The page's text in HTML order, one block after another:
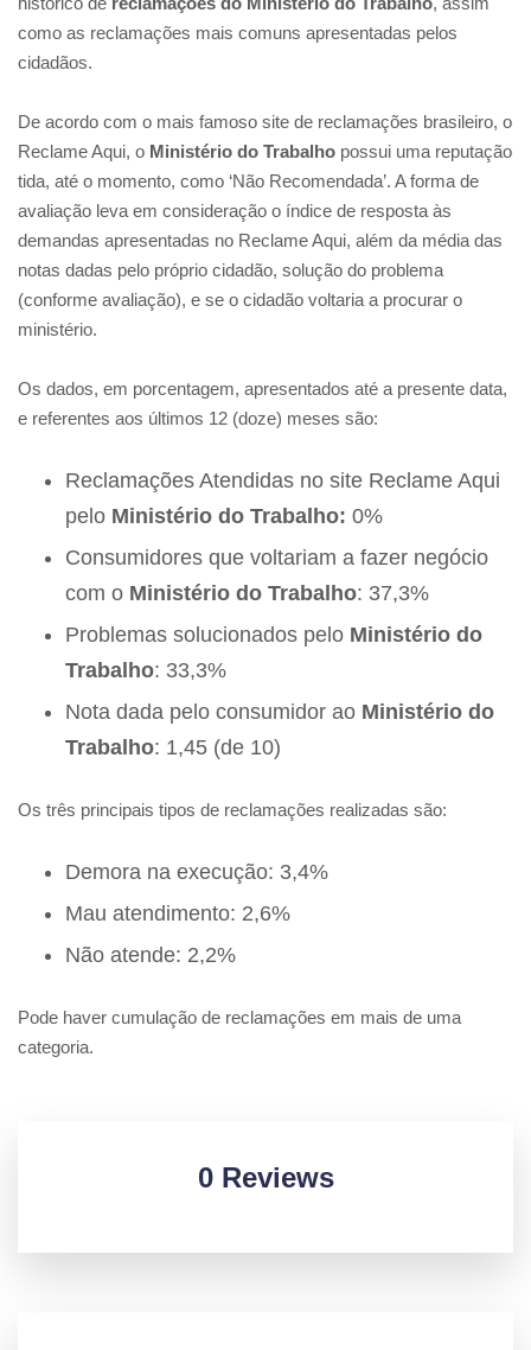
como as reclamações mais comuns apresentadas pelos
cidadãos.
De acordo com o mais famoso site de reclamações brasileiro, o
Reclame Aqui, o Ministério do Trabalho possui uma reputação
tida, até o momento, como ‘Não Recomendada’. A forma de
avaliação leva em consideração o índice de resposta às
demandas apresentadas no Reclame Aqui, além da média das
notas dadas pelo próprio cidadão, solução do problema
(conforme avaliação), e se o cidadão voltaria a procurar o
ministério.
Os dados, em porcentagem, apresentados até a presente data,
e referentes aos últimos 12 (doze) meses são:
Reclamações Atendidas no site Reclame Aqui
pelo Ministério do Trabalho: 0%
Consumidores que voltariam a fazer negócio
com o Ministério do Trabalho: 37,3%
Problemas solucionados pelo Ministério do
Trabalho: 33,3%
Nota dada pelo consumidor ao Ministério do
Trabalho: 1,45 (de 10)
Os três principais tipos de reclamações realizadas são:
Demora na execução: 3,4%
Mau atendimento: 2,6%
Não atende: 2,2%
Pode haver cumulação de reclamações em mais de uma
categoria.
0 Reviews